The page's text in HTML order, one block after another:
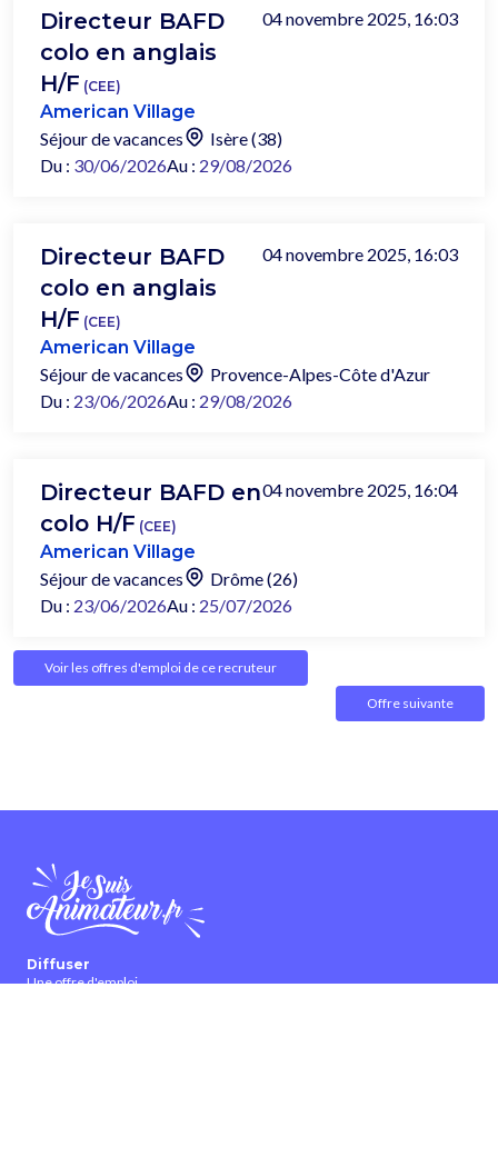
Directeur BAFD
colo en anglais
H/F (CEE)
04 novembre 2025, 16:03
American Village
Séjour de vacances
Isère (38)
Du : 30/06/2026Au : 29/08/2026
Directeur BAFD
colo en anglais
H/F (CEE)
04 novembre 2025, 16:03
American Village
Séjour de vacances
Provence-Alpes-Côte d'Azur
Du : 23/06/2026Au : 29/08/2026
Directeur BAFD en
colo H/F (CEE)
04 novembre 2025, 16:04
American Village
Séjour de vacances
Drôme (26)
Du : 23/06/2026Au : 25/07/2026
Voir les offres d'emploi de ce recruteur
Offre suivante
Diffuser
Une offre d'emploi